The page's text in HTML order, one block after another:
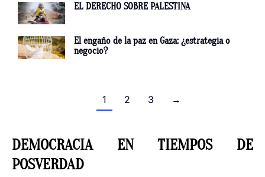
EL DERECHO SOBRE PALESTINA
El engaño de la paz en Gaza: ¿estrategia o
negocio?
1 2 3 →
DEMOCRACIA EN TIEMPOS DE
POSVERDAD